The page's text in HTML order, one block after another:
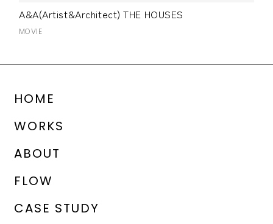
A&A(Artist&Architect) THE HOUSES
MOVIE
HOME
WORKS
ABOUT
FLOW
CASE STUDY